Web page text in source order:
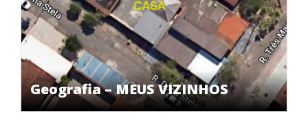
Geografia – MEUS VIZINHOS